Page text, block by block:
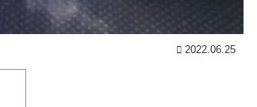
2022.06.25